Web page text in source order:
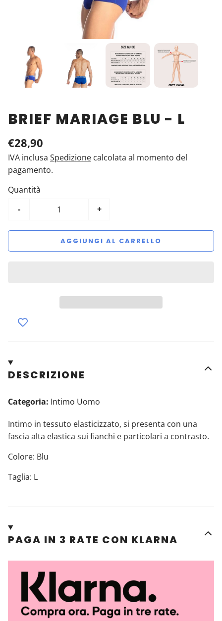
BRIEF MARIAGE BLU - L
€28,90
IVA inclusa Spedizione calcolata al momento del
pagamento.
Quantità
-
+
AGGIUNGI AL CARRELLO
DESCRIZIONE
Categoria: Intimo Uomo
Intimo in tessuto elasticizzato, si presenta con una
fascia alta elastica sui fianchi e particolari a contrasto.
Colore: Blu
Taglia: L
PAGA IN 3 RATE CON KLARNA